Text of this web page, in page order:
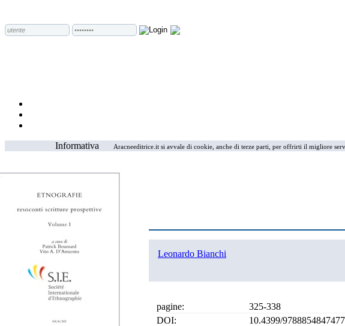
Informativa
Aracneeditrice.it si avvale di cookie, anche di terze parti, per offrirti il migliore
Leonardo Bianchi
pagine:
325-338
DOI:
10.4399/